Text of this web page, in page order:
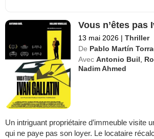
Vous n’êtes pas
13 mai 2026 | Thriller
De Pablo Martín
Avec Antonio Buil
Nadim Ahmed
Un intriguant propriétaire d’immeuble visite
qui ne paye pas son loyer. Le locataire